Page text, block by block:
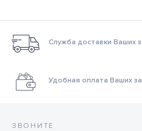
Служба доставки Ваших
Удобная оплата Ваших
ЗВОНИТЕ